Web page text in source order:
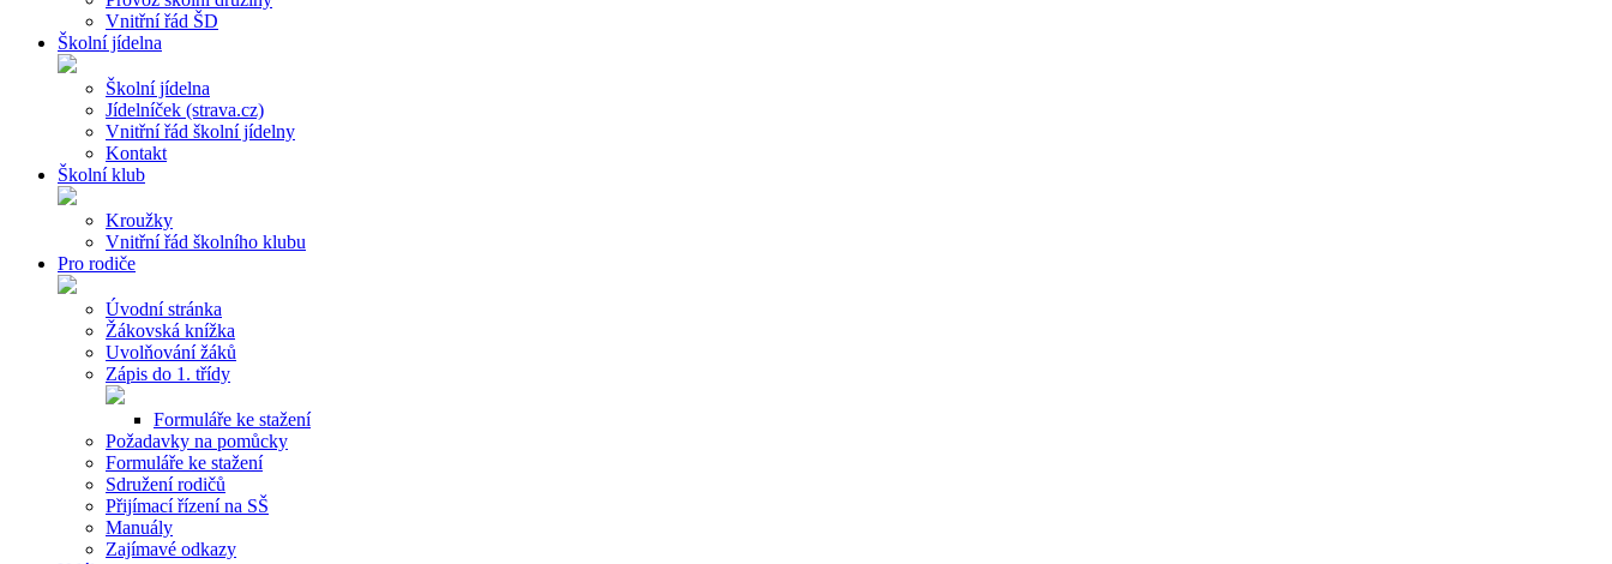
Vnitřní řád ŠD
Školní jídelna
Školní jídelna
Jídelníček (strava.cz)
Vnitřní řád školní jídelny
Kontakt
Školní klub
Kroužky
Vnitřní řád školního klubu
Pro rodiče
Úvodní stránka
Žákovská knížka
Uvolňování žáků
Zápis do 1. třídy
Formuláře ke stažení
Požadavky na pomůcky
Formuláře ke stažení
Sdružení rodičů
Přijímací řízení na SŠ
Manuály
Zajímavé odkazy